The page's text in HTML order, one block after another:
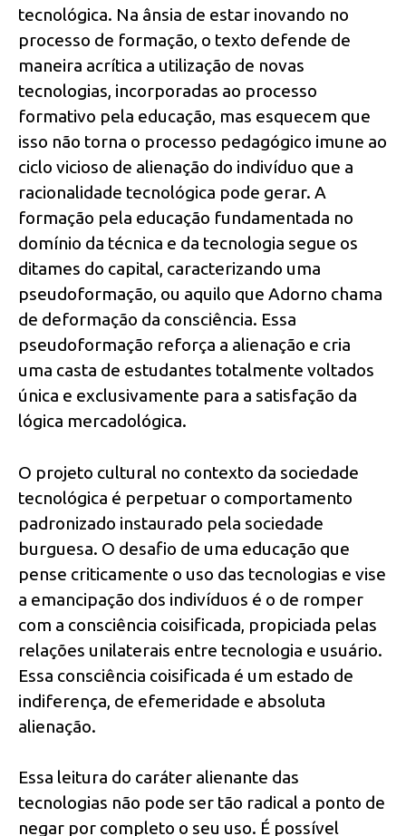
tecnológica. Na ânsia de estar inovando no
processo de formação, o texto defende de
maneira acrítica a utilização de novas
tecnologias, incorporadas ao processo
formativo pela educação, mas esquecem que
isso não torna o processo pedagógico imune ao
ciclo vicioso de alienação do indivíduo que a
racionalidade tecnológica pode gerar. A
formação pela educação fundamentada no
domínio da técnica e da tecnologia segue os
ditames do capital, caracterizando uma
pseudoformação, ou aquilo que Adorno chama
de deformação da consciência. Essa
pseudoformação reforça a alienação e cria
uma casta de estudantes totalmente voltados
única e exclusivamente para a satisfação da
lógica mercadológica.
O projeto cultural no contexto da sociedade
tecnológica é perpetuar o comportamento
padronizado instaurado pela sociedade
burguesa. O desafio de uma educação que
pense criticamente o uso das tecnologias e vise
a emancipação dos indivíduos é o de romper
com a consciência coisificada, propiciada pelas
relações unilaterais entre tecnologia e usuário.
Essa consciência coisificada é um estado de
indiferença, de efemeridade e absoluta
alienação.
Essa leitura do caráter alienante das
tecnologias não pode ser tão radical a ponto de
negar por completo o seu uso. É possível